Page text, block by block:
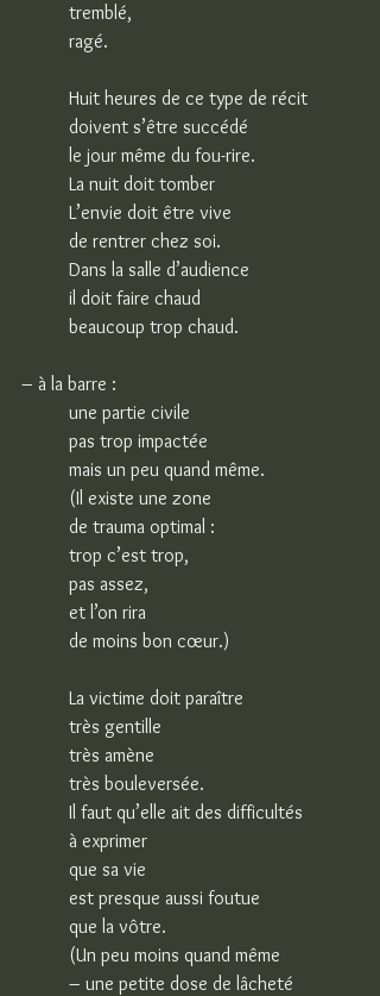
tremblé,
ragé.
Huit heures de ce type de récit
doivent s’être succédé
le jour même du fou-rire.
La nuit doit tomber
L’envie doit être vive
de rentrer chez soi.
Dans la salle d’audience
il doit faire chaud
beaucoup trop chaud.
– à la barre :
une partie civile
pas trop impactée
mais un peu quand même.
(Il existe une zone
de trauma optimal :
trop c’est trop,
pas assez,
et l’on rira
de moins bon cœur.)
La victime doit paraître
très gentille
très amène
très bouleversée.
Il faut qu’elle ait des difficultés
à exprimer
que sa vie
est presque aussi foutue
que la vôtre.
(Un peu moins quand même
– une petite dose de lâcheté